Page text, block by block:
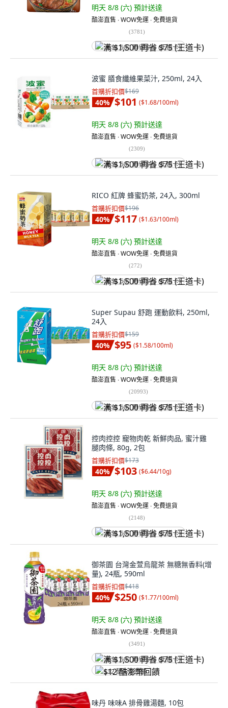
明天 8/8 (六) 預計送達
酷澎直售 ∙ WOW免運 ∙ 免費退貨
(3781)
满 $1,500 再省 $75 (王道卡)
波蜜 膳食纖維果菜汁, 250ml, 24入
首購折扣價$169
40% $101 ($1.68/100ml)
明天 8/8 (六) 預計送達
酷澎直售 ∙ WOW免運 ∙ 免費退貨
(2309)
满 $1,500 再省 $75 (王道卡)
RICO 紅牌 蜂蜜奶茶, 24入, 300ml
首購折扣價$196
40% $117 ($1.63/100ml)
明天 8/8 (六) 預計送達
酷澎直售 ∙ WOW免運 ∙ 免費退貨
(272)
满 $1,500 再省 $75 (王道卡)
Super Supau 舒跑 運動飲料, 250ml,
24入
首購折扣價$159
40% $95 ($1.58/100ml)
明天 8/8 (六) 預計送達
酷澎直售 ∙ WOW免運 ∙ 免費退貨
(20993)
满 $1,500 再省 $75 (王道卡)
控肉控控 寵物肉乾 新鮮肉品, 蜜汁雞
腿肉條, 80g, 2包
首購折扣價$173
40% $103 ($6.44/10g)
明天 8/8 (六) 預計送達
酷澎直售 ∙ WOW免運 ∙ 免費退貨
(2148)
满 $1,500 再省 $75 (王道卡)
御茶園 台灣金萱烏龍茶 無糖無香料(增
量), 24瓶, 590ml
首購折扣價$418
40% $250 ($1.77/100ml)
明天 8/8 (六) 預計送達
酷澎直售 ∙ WOW免運 ∙ 免費退貨
(3491)
满 $1,500 再省 $75 (王道卡)
$12 酷澎幣回饋
味丹 味味A 排骨雞湯麵, 10包